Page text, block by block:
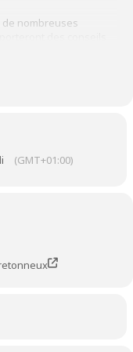
nombreuses
les formations, les
(GMT+01:00)